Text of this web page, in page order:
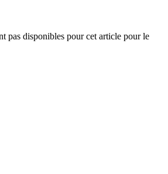
pas disponibles pour cet article pour le